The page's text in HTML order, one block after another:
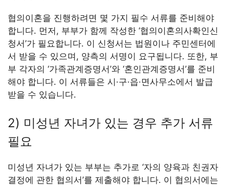
협의이혼을 진행하려면 몇 가지 필수 서류를 준비해야
합니다. 먼저, 부부가 함께 작성한 ‘협의이혼의사확인신
청서’가 필요합니다. 이 신청서는 법원이나 주민센터에
서 받을 수 있으며, 양측의 서명이 요구됩니다. 또한, 부
부 각자의 ‘가족관계증명서’와 ‘혼인관계증명서’를 준비
해야 합니다. 이 서류들은 시·구·읍·면사무소에서 발급
받을 수 있습니다.
2) 미성년 자녀가 있는 경우 추가 서류
필요
미성년 자녀가 있는 부부는 추가로 ‘자의 양육과 친권자
결정에 관한 협의서’를 제출해야 합니다. 이 협의서에는